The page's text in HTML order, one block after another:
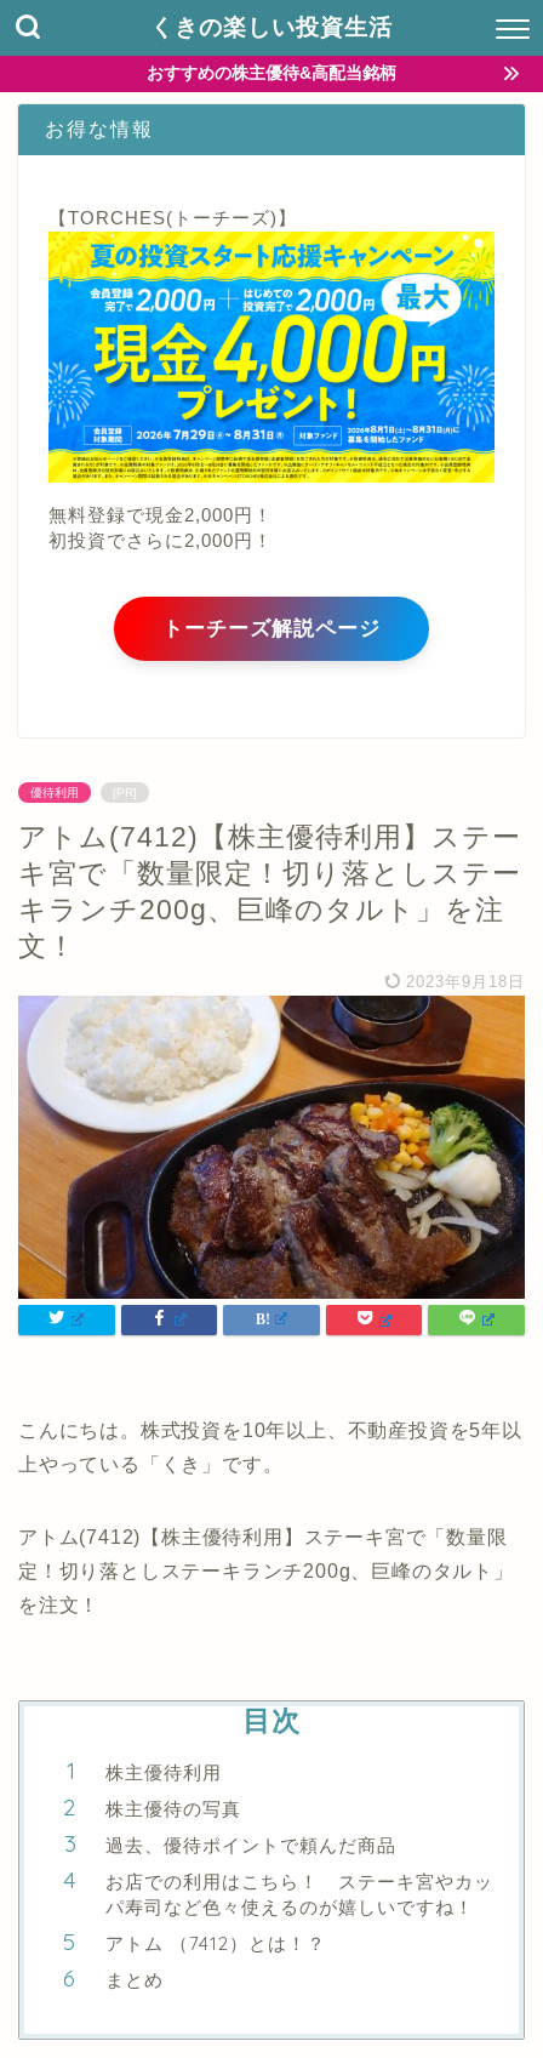
くきの楽しい投資生活
おすすめの株主優待&高配当銘柄
お得な情報
【TORCHES(トーチーズ)】
無料登録で現金2,000円！
初投資でさらに2,000円！
トーチーズ解説ページ
優待利用 [PR]
アトム(7412)【株主優待利用】ステー
キ宮で「数量限定！切り落としステー
キランチ200g、巨峰のタルト」を注
文！
2023年9月18日
こんにちは。株式投資を10年以上、不動産投資を5年以
上やっている「くき」です。
アトム(7412)【株主優待利用】ステーキ宮で「数量限
定！切り落としステーキランチ200g、巨峰のタルト」
を注文！
目次
株主優待利用
株主優待の写真
過去、優待ポイントで頼んだ商品
お店での利用はこちら！ ステーキ宮やカッ
パ寿司など色々使えるのが嬉しいですね！
アトム （7412）とは！？
まとめ